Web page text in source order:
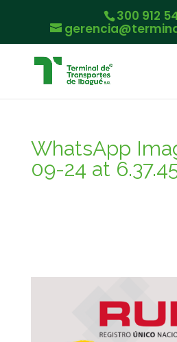
300 912
WhatsApp
09-24 at